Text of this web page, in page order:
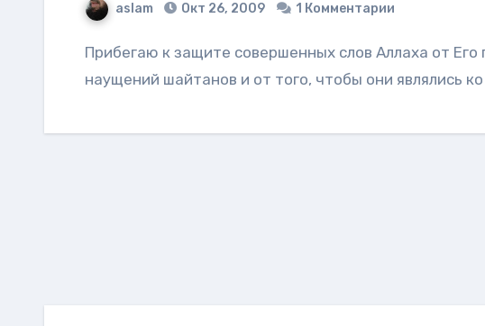
aslam Окт 26, 2009 1 Комментарии
Прибегаю к защите совершенных слов Аллаха от Его гнева, от зла Его рабов, от
наущений шайтанов и от того, чтобы они являлись